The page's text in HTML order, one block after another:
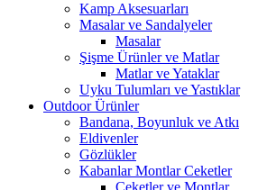
Kamp Aksesuarları
Masalar ve Sandalyeler
Masalar
Şişme Ürünler ve Matlar
Matlar ve Yataklar
Uyku Tulumları ve Yastıklar
Outdoor Ürünler
Bandana, Boyunluk ve Atkı
Eldivenler
Gözlükler
Kabanlar Montlar Ceketler
Ceketler ve Montlar